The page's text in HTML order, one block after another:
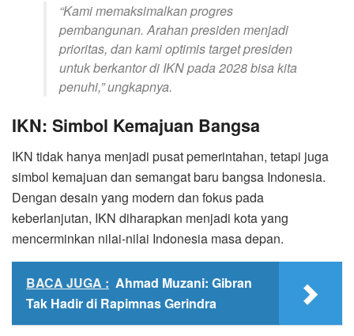
“Kami memaksimalkan progres
pembangunan. Arahan presiden menjadi
prioritas, dan kami optimis target presiden
untuk berkantor di IKN pada 2028 bisa kita
penuhi,”ungkapnya.
IKN: Simbol Kemajuan Bangsa
IKN tidak hanya menjadi pusat pemerintahan, tetapi juga
simbol kemajuan dan semangat baru bangsa Indonesia.
Dengan desain yang modern dan fokus pada
keberlanjutan, IKN diharapkan menjadi kota yang
mencerminkan nilai-nilai Indonesia masa depan.
BACA JUGA : Ahmad Muzani: Gibran
Tak Hadir di Rapimnas Gerindra